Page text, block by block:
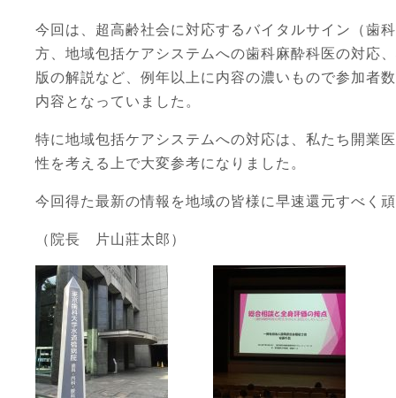
今回は、超高齢社会に対応するバイタルサイン（歯
方、地域包括ケアシステムへの歯科麻酔科医の対応
版の解説など、例年以上に内容の濃いもので参加者
内容となっていました。
特に地域包括ケアシステムへの対応は、私たち開業
性を考える上で大変参考になりました。
今回得た最新の情報を地域の皆様に早速還元すべく
（院長 片山莊太郎）